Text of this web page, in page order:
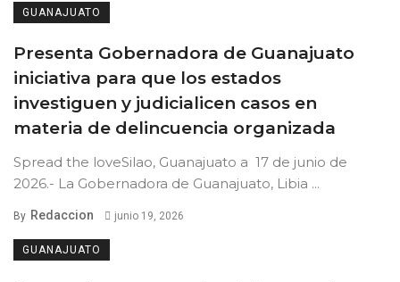
GUANAJUATO
Presenta Gobernadora de Guanajuato
iniciativa para que los estados
investiguen y judicialicen casos en
materia de delincuencia organizada
Spread the loveSilao, Guanajuato a 17 de junio de
2026.- La Gobernadora de Guanajuato, Libia ...
By Redaccion junio 19, 2026
GUANAJUATO